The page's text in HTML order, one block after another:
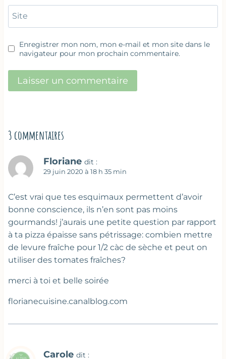
Site
Enregistrer mon nom, mon e-mail et mon site dans le
navigateur pour mon prochain commentaire.
3 commentaires
Floriane dit :
29 juin 2020 à 18 h 35 min
C’est vrai que tes esquimaux permettent d’avoir
bonne conscience, ils n’en sont pas moins
gourmands! j’aurais une petite question par rapport
à ta pizza épaisse sans pétrissage: combien mettre
de levure fraîche pour 1/2 càc de sèche et peut on
utiliser des tomates fraîches?
merci à toi et belle soirée
florianecuisine.canalblog.com
Carole dit :